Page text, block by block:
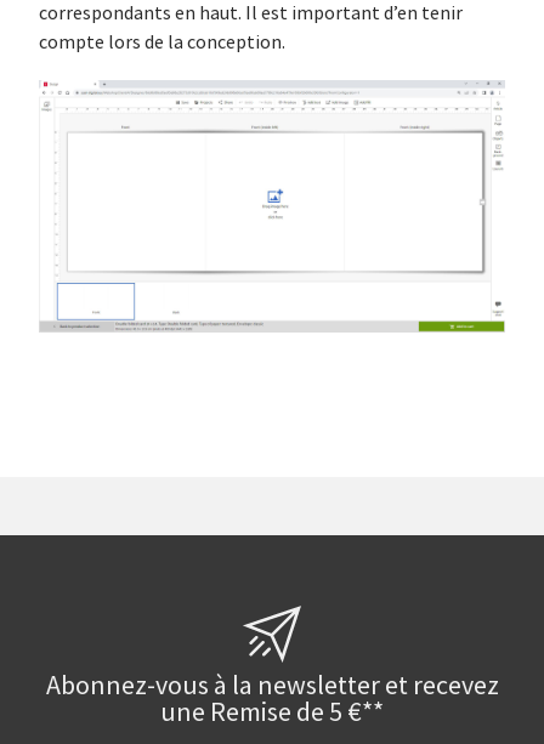
correspondants en haut. Il est important d’en tenir
compte lors de la conception.
Abonnez-vous à la newsletter et recevez
une Remise de 5 €**